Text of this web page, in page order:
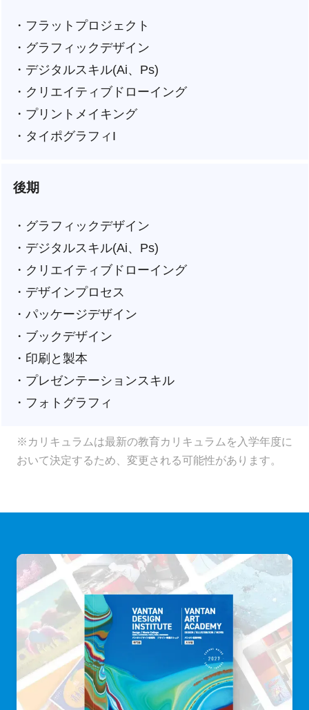
・フラットプロジェクト
・グラフィックデザイン
・デジタルスキル(Ai、Ps)
・クリエイティブドローイング
・プリントメイキング
・タイポグラフィI
後期
・グラフィックデザイン
・デジタルスキル(Ai、Ps)
・クリエイティブドローイング
・デザインプロセス
・パッケージデザイン
・ブックデザイン
・印刷と製本
・プレゼンテーションスキル
・フォトグラフィ
※カリキュラムは最新の教育カリキュラムを入学年度に
おいて決定するため、変更される可能性があります。